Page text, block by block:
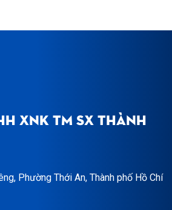
XNK TM SX THÀNH
Phường Thới An, Thành phố Hồ Chí